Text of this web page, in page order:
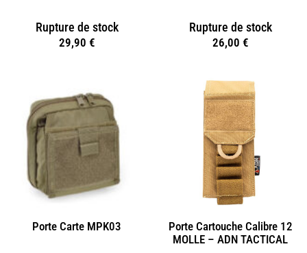
Rupture de stock
29,90 €
Rupture de stock
26,00 €
Porte Carte MPK03
Porte Cartouche Calibre 12
MOLLE – ADN TACTICAL